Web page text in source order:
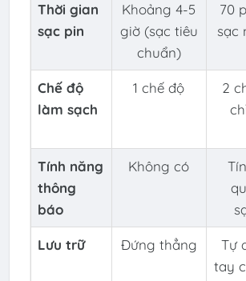
Thời gian
sạc pin
Khoảng 4-5
giờ (sạc tiêu
chuẩn)
70
sạc
Chế độ
làm sạch
1 chế độ
2
Tính năng
thông
báo
Không có
Lưu trữ Đứng thẳng
Tự
tay